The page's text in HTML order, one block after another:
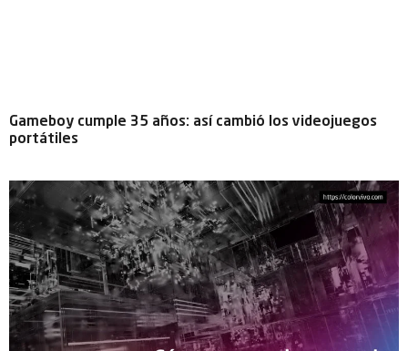
Gameboy cumple 35 años: así cambió los videojuegos
portátiles